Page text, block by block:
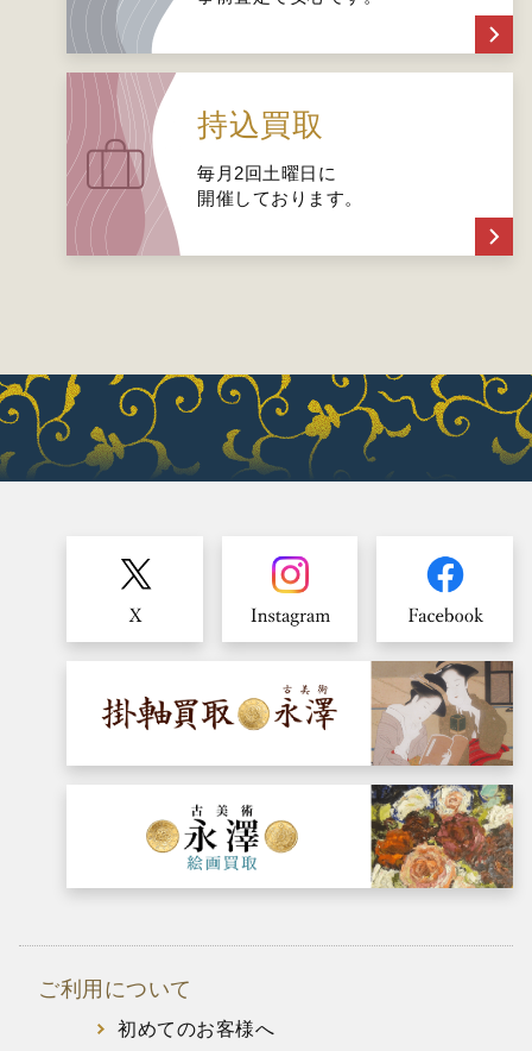
持込買取
毎月2回土曜日に
開催しております。
ご利用について
初めてのお客様へ